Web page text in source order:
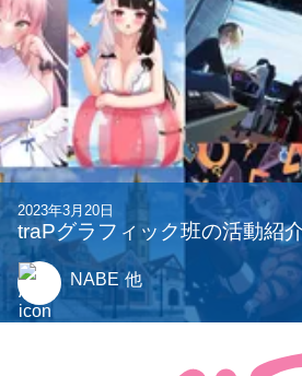
2023年3月20日
traPグラフィック班の活動紹
NABE 他